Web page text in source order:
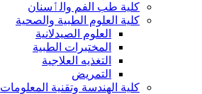
كلية طب الفم والٲسنان
كلية العلوم الطبية والصحية
العلوم الصيدلانية
المختبرات الطبية
التغذيه العلاجية
التمريض
كلية الهندسة وتقنية المعلومات